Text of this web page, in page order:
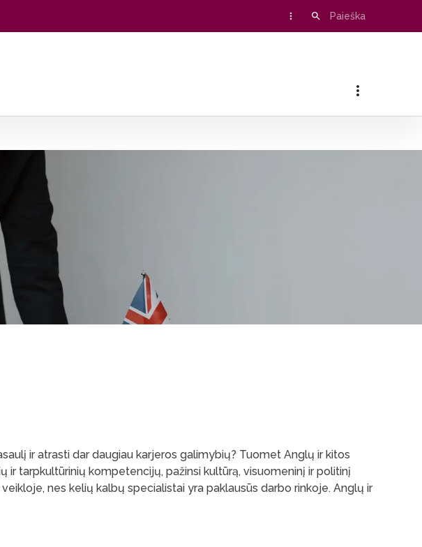
ir atrasti dar daugiau karjeros galimybių? Tuomet Anglų ir kitos
ir tarpkultūrinių kompetencijų, pažinsi kultūrą, visuomeninį ir politinį
nes kelių kalbų specialistai yra paklausūs darbo rinkoje. Anglų ir